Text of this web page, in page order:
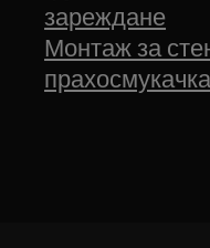
зареждане
Монтаж за